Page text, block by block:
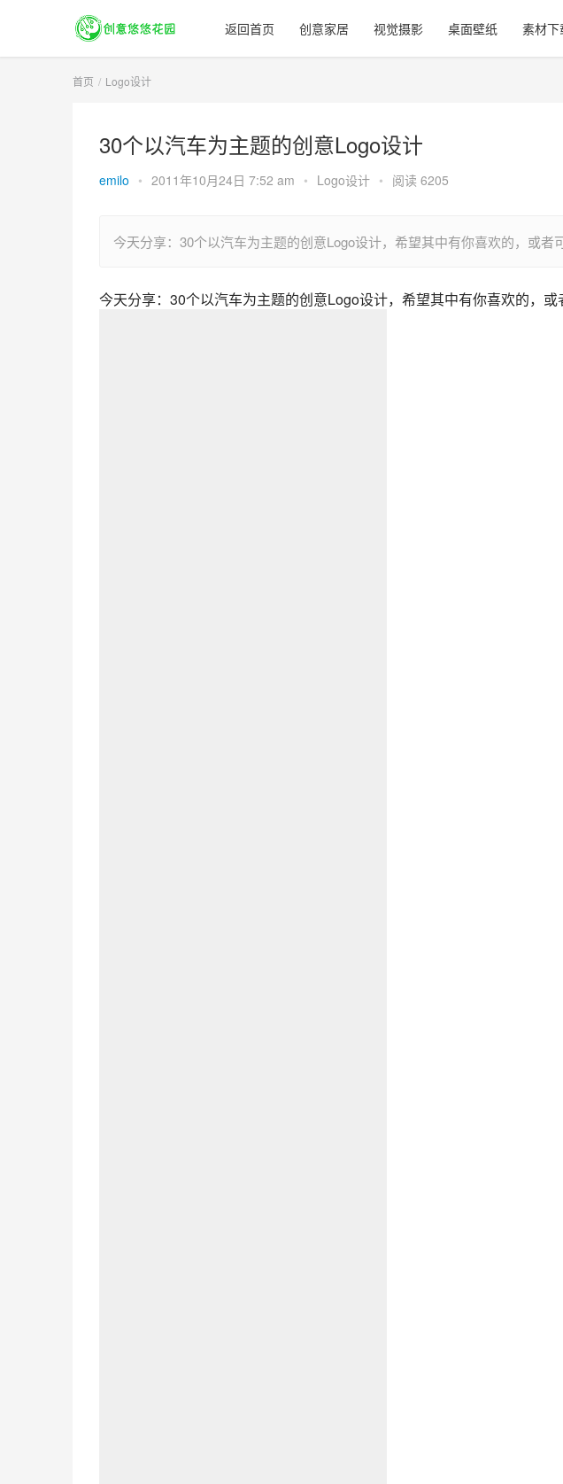
返回首页 创意家居 视觉摄影 桌面壁纸 素材下
首页 Logo设计
30个以汽车为主题的创意Logo设计
emilo • 2011年10月24日 7:52 am • Logo设计 • 阅读 6205
今天分享：30个以汽车为主题的创意Logo设计，希望其中有你喜欢的，或者
今天分享：30个以汽车为主题的创意Logo设计，希望其中有你喜欢的，或